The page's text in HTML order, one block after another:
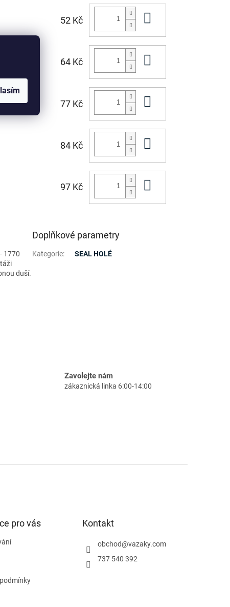
52 Kč
64 Kč
77 Kč
84 Kč
97 Kč
1770
duší.
Doplňkové parametry
Kategorie: SEAL HOLÉ
Zavolejte nám
zákaznická linka 6:00-14:00
pro vás Kontakt
obchod@vazaky.com
737 540 392